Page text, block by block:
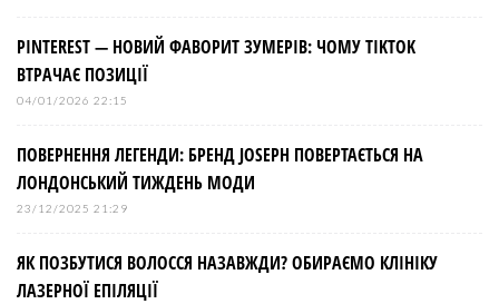
PINTEREST — НОВИЙ ФАВОРИТ ЗУМЕРІВ: ЧОМУ TIKTOK
ВТРАЧАЄ ПОЗИЦІЇ
04/01/2026 22:15
ПОВЕРНЕННЯ ЛЕГЕНДИ: БРЕНД JOSEPH ПОВЕРТАЄТЬСЯ НА
ЛОНДОНСЬКИЙ ТИЖДЕНЬ МОДИ
23/12/2025 21:29
ЯК ПОЗБУТИСЯ ВОЛОССЯ НАЗАВЖДИ? ОБИРАЄМО КЛІНІКУ
ЛАЗЕРНОЇ ЕПІЛЯЦІЇ